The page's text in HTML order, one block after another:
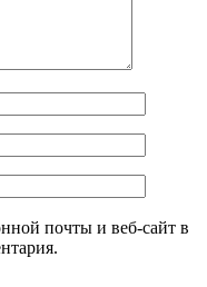
почты и веб-сайт в